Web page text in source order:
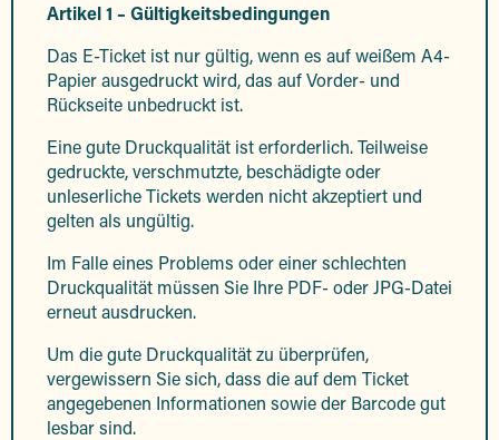
Artikel 1 – Gültigkeitsbedingungen
Das E-Ticket ist nur gültig, wenn es auf weißem A4-
Papier ausgedruckt wird, das auf Vorder- und
Rückseite unbedruckt ist.
Eine gute Druckqualität ist erforderlich. Teilweise
gedruckte, verschmutzte, beschädigte oder
unleserliche Tickets werden nicht akzeptiert und
gelten als ungültig.
Im Falle eines Problems oder einer schlechten
Druckqualität müssen Sie Ihre PDF- oder JPG-Datei
erneut ausdrucken.
Um die gute Druckqualität zu überprüfen,
vergewissern Sie sich, dass die auf dem Ticket
angegebenen Informationen sowie der Barcode gut
lesbar sind.